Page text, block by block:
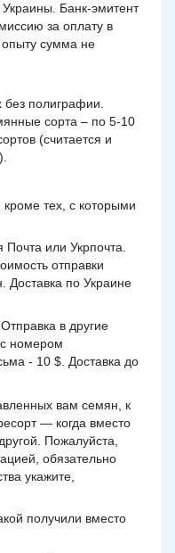
Украины. Банк-эмитент
за оплату в
сумма не
полиграфии.
сорта – по 5-10
(считается и
тех, с которыми
Почта или Укрпочта.
отправки
Доставка по Украине
Отправка в другие
номером
- 10 $. Доставка до
вам семян, к
— когда вместо
Пожалуйста,
обязательно
укажите,
получили вместо